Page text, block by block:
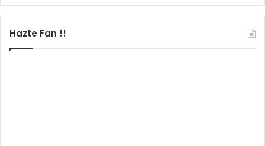
Hazte Fan !!